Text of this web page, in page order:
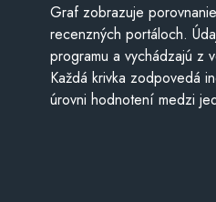
Graf zobrazuje
recenzných portáloch.
programu a vychádzajú z
Každá krivka zodpovedá
úrovni hodnotení medzi